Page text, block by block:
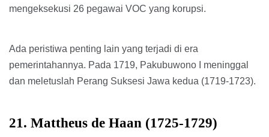
mengeksekusi 26 pegawai VOC yang korupsi.
Ada peristiwa penting lain yang terjadi di era
pemerintahannya. Pada 1719, Pakubuwono I meninggal
dan meletuslah Perang Suksesi Jawa kedua (1719-1723).
21. Mattheus de Haan (1725-1729)